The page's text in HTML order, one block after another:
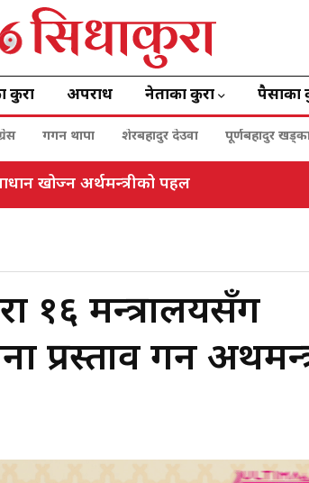
कुरा अपराध नेताका कुरा पैसाका
गगन थापा शेरबहादुर देउवा पूर्णबहादुर
खोज्न अर्थमन्त्रीको पहल
१६ मन्त्रालयसँग
गर्न